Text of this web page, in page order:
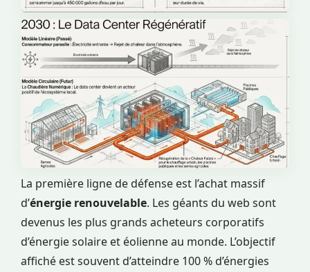
La première ligne de défense est l’achat massif
d’énergie renouvelable. Les géants du web sont
devenus les plus grands acheteurs corporatifs
d’énergie solaire et éolienne au monde. L’objectif
affiché est souvent d’atteindre 100 % d’énergies